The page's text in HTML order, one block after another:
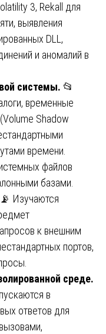
3, Rekall для
выявления
DLL,
и аномалий в
системы. 📂
временные
Shadow
времени.
файлов
базами.
📡 Изучаются
к внешним
портов,
среде.
в
ответов для